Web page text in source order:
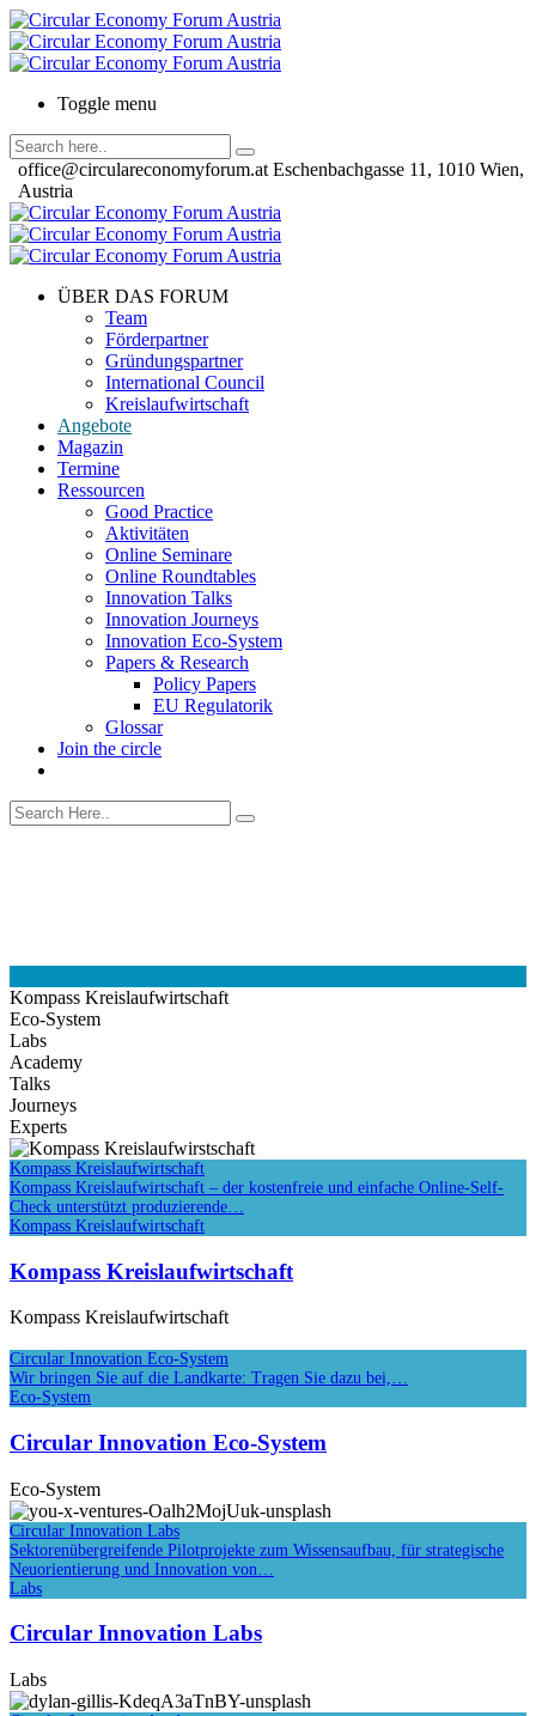
Toggle menu
office@circulareconomyforum.at Eschenbachgasse 11, 1010 Wien,
Austria
ÜBER DAS FORUM
Team
Förderpartner
Gründungspartner
International Council
Kreislaufwirtschaft
Angebote
Magazin
Termine
Ressourcen
Good Practice
Aktivitäten
Online Seminare
Online Roundtables
Innovation Talks
Innovation Journeys
Innovation Eco-System
Papers & Research
Policy Papers
EU Regulatorik
Glossar
Join the circle
Kompass Kreislaufwirtschaft
Eco-System
Labs
Academy
Talks
Journeys
Experts
Kompass Kreislaufwirtschaft
Kompass Kreislaufwirtschaft – der kostenfreie und einfache Online-Self-
Check unterstützt produzierende…
Kompass Kreislaufwirtschaft
Kompass Kreislaufwirtschaft
Kompass Kreislaufwirtschaft
Circular Innovation Eco-System
Wir bringen Sie auf die Landkarte: Tragen Sie dazu bei,…
Eco-System
Circular Innovation Eco-System
Eco-System
Circular Innovation Labs
Sektorenübergreifende Pilotprojekte zum Wissensaufbau, für strategische
Neuorientierung und Innovation von…
Labs
Circular Innovation Labs
Labs